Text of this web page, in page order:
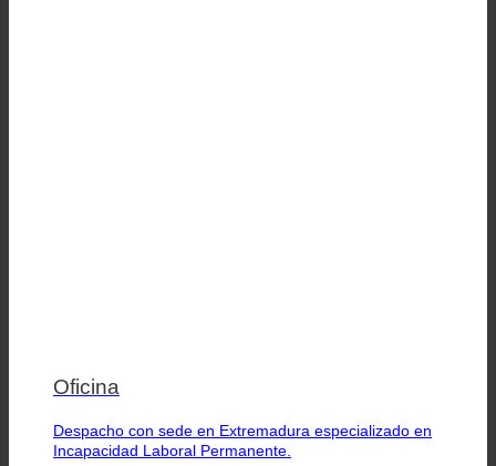
Oficina
Despacho con sede en Extremadura especializado en
Incapacidad Laboral Permanente.